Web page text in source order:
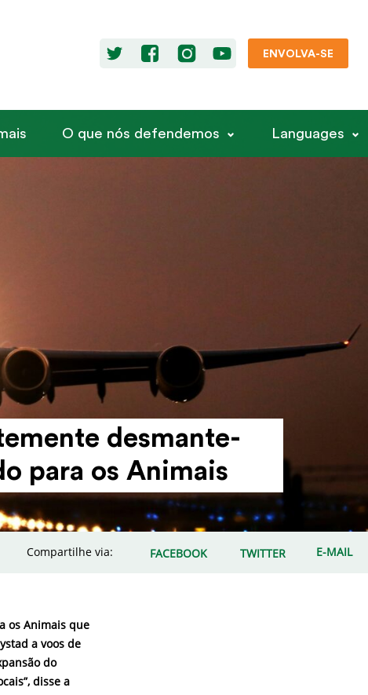
ENVOLVA-SE
O que nós defendemos Languages
desman­te­
para os Animais
Compartilhe via: FACEBOOK TWITTER E-MAIL
os Animais que
a voos de
do
disse a